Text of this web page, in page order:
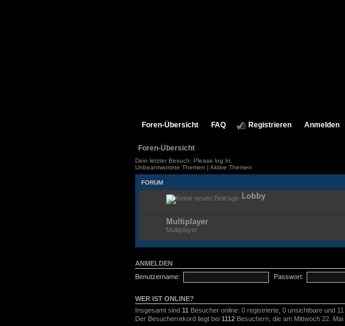
Foren-Übersicht FAQ Registrieren Anmelden
Foren-Übersicht
Dein letzter Besuch: Please log In.
Unbeantwortete Themen | Aktive Themen
FORUM
Lobby
Multiplayer
Multiplayer
ANMELDEN
Benutzername:
Passwort:
WER IST ONLINE?
Insgesamt sind 11 Besucher online: 0 registrierte, 0 unsichtbare und
Der Besucherrekord liegt bei 1112 Besuchern, die am Mittwoch 22.